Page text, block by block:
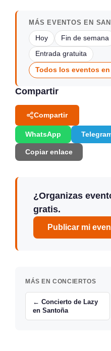
MÁS EVENTOS EN
Hoy Fin de semana
Entrada gratuita
Todos los eventos
Compartir
Compartir
WhatsApp
Copiar enlace
¿Organizas
gratis.
Publicar mi
MÁS EN CONCIERTOS
← Concierto de Lazy
en Santoña